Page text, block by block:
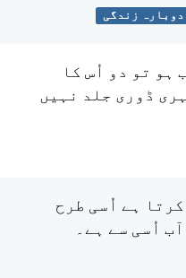
دوبارہ زندگی
ہو تو دو اُس کا
ڈوری جلد نہیں
ہے اُسی طرح
اُسی سے ہے۔